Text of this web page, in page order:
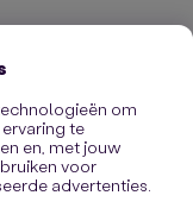
om
te
en, met jouw
voor
advertenties.